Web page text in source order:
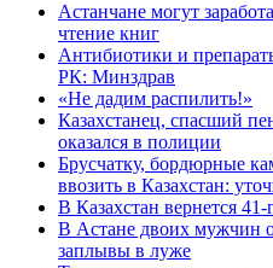
Астанчане могут
чтение книг
Антибиотики и
РК: Минздрав
«Не дадим распилить!»
Казахстанец, спасший
оказался в полиции
Брусчатку, бордюрные
ввозить в Казахстан:
В Казахстан вернется 41-
В Астане двоих мужчин
заплывы в луже